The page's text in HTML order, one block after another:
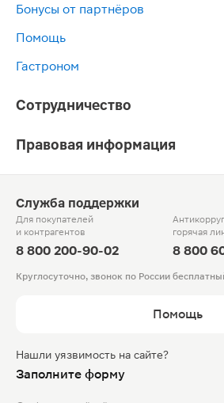
Бонусы от партнёров
Помощь
Гастроном
Сотрудничество
Правовая информация
Служба поддержки
Для покупателей
и контрагентов
8 800 200-90-02
горячая
8 800
Круглосуточно, звонок по России
Помощь
Нашли уязвимость на сайте?
Заполните форму